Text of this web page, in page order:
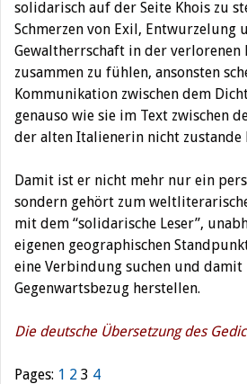
solidarisch auf der Seite Khois zu
Schmerzen von Exil, Entwurzelung
Gewaltherrschaft in der
zusammen zu fühlen, ansonsten
Kommunikation zwischen dem
genauso wie sie im Text zwischen
der alten Italienerin nicht zustande
Damit ist er nicht mehr nur ein
sondern gehört zum
mit dem “solidarische Leser”,
eigenen geographischen
eine Verbindung suchen und damit
Gegenwartsbezug herstellen.
Die deutsche Übersetzung des
Pages: 1 2 3 4